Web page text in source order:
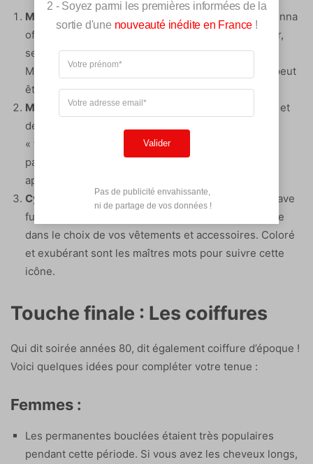
Madonna : Reine incontestée des années 80, Madonna
offrait une allure sexy avec sa fameuse robe bustier,
ses gants en dentelle et son attitude provocatrice.
Miser sur un look inspiré par ses nombreux tubes peut
être une excellente idée.
Michael Jackson :Si vous êtes fan du roi de la pop et
de son style unique, optez pour une veste style
« thriller » aux épaules marquées ou encore un
pantalon slim noir avec chaussettes blanches
apparentes.
Cyndi Lauper : Sa devise était « Girls just want to have
fun », alors amusez-vous en faisant preuve d’audace
dans le choix de vos vêtements et accessoires. Coloré
et exubérant sont les maîtres mots pour suivre cette
icône.
Touche finale : Les coiffures
Qui dit soirée années 80, dit également coiffure d’époque !
Voici quelques idées pour compléter votre tenue :
Femmes :
Les permanentes bouclées étaient très populaires
pendant cette période. Si vous avez les cheveux longs,
2 - Soyez parmi les premières informées de la
sortie d'une nouveauté inédite en France !
Valider
Pas de publicité envahissante,
ni de partage de vos données !